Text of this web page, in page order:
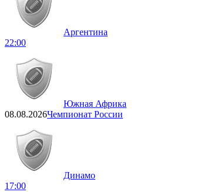
Аргентина
22:00
Южная Африка
08.08.2026Чемпионат России
Динамо
17:00